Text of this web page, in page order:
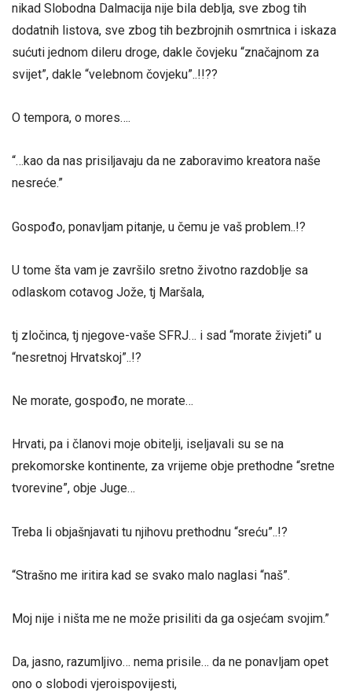
nikad Slobodna Dalmacija nije bila deblja, sve zbog tih
dodatnih listova, sve zbog tih bezbrojnih osmrtnica i iskaza
sućuti jednom dileru droge, dakle čovjeku “značajnom za
svijet”, dakle “velebnom čovjeku”..!!??
O tempora, o mores….
“…kao da nas prisiljavaju da ne zaboravimo kreatora naše
nesreće.”
Gospođo, ponavljam pitanje, u čemu je vaš problem..!?
U tome šta vam je završilo sretno životno razdoblje sa
odlaskom cotavog Jože, tj Maršala,
tj zločinca, tj njegove-vaše SFRJ… i sad “morate živjeti” u
“nesretnoj Hrvatskoj”..!?
Ne morate, gospođo, ne morate…
Hrvati, pa i članovi moje obitelji, iseljavali su se na
prekomorske kontinente, za vrijeme obje prethodne “sretne
tvorevine”, obje Juge…
Treba li objašnjavati tu njihovu prethodnu “sreću”..!?
“Strašno me iritira kad se svako malo naglasi “naš”.
Moj nije i ništa me ne može prisiliti da ga osjećam svojim.”
Da, jasno, razumljivo… nema prisile… da ne ponavljam opet
ono o slobodi vjeroispovijesti,